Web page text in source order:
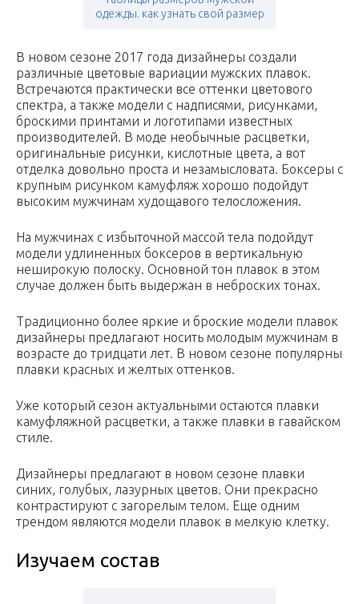
одежды. как узнать свой размер
В новом сезоне 2017 года дизайнеры создали
различные цветовые вариации мужских плавок.
Встречаются практически все оттенки цветового
спектра, а также модели с надписями, рисунками,
броскими принтами и логотипами известных
производителей. В моде необычные расцветки,
оригинальные рисунки, кислотные цвета, а вот
отделка довольно проста и незамысловата. Боксеры с
крупным рисунком камуфляж хорошо подойдут
высоким мужчинам худощавого телосложения.
На мужчинах с избыточной массой тела подойдут
модели удлиненных боксеров в вертикальную
неширокую полоску. Основной тон плавок в этом
случае должен быть выдержан в неброских тонах.
Традиционно более яркие и броские модели плавок
дизайнеры предлагают носить молодым мужчинам в
возрасте до тридцати лет. В новом сезоне популярны
плавки красных и желтых оттенков.
Уже который сезон актуальными остаются плавки
камуфляжной расцветки, а также плавки в гавайском
стиле.
Дизайнеры предлагают в новом сезоне плавки
синих, голубых, лазурных цветов. Они прекрасно
контрастируют с загорелым телом. Еще одним
трендом являются модели плавок в мелкую клетку.
Изучаем состав